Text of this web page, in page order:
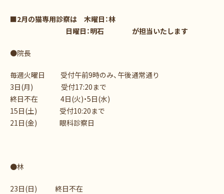
■2月の猫専用診察は 木曜日：林
日曜日：明石 が担当いたします
●院長
毎週火曜日 受付午前9時のみ、午後通常通り
3日(月) 受付17:20まで
終日不在 4日(火)・5日(水)
15日(土) 受付10:20まで
21日(金) 眼科診察日
●林
23日(日) 終日不在